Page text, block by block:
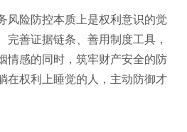
风险防控本质上是权利意识的觉
善证据链条、善用制度工具，
情感的同时，筑牢财产安全的防
在权利上睡觉的人，主动防御才